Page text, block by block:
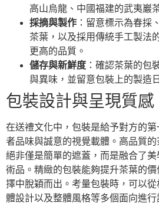
高山烏龍、中國福建的武夷巖
採摘與製作 ：留意標示為春採
茶葉，以及採用傳統手工製法
更高的品質。
儲存與新鮮度 ：確認茶葉的包
與異味，並留意包裝上的製造
包裝設計與呈現質感
在送禮文化中，包裝是給予對方的
者品味與誠意的視覺載體。高品質
絕非僅是簡單的遮蓋，而是融合了
術品。精緻的包裝能夠提升茶葉的
擇中脫穎而出。考量包裝時，可以
體設計以及整體風格等多個面向進